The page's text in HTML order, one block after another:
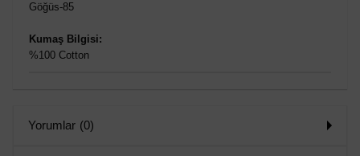
Göğüs-85
Kumaş Bilgisi:
%100 Cotton
Yorumlar (0)